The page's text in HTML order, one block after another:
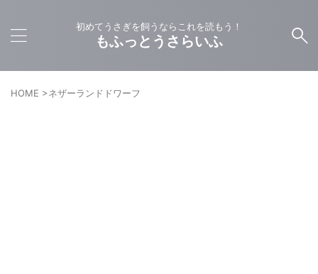
初めてうさぎを飼うならこれを読もう！
もふっとうさらいふ
HOME >ネザーランドドワーフ